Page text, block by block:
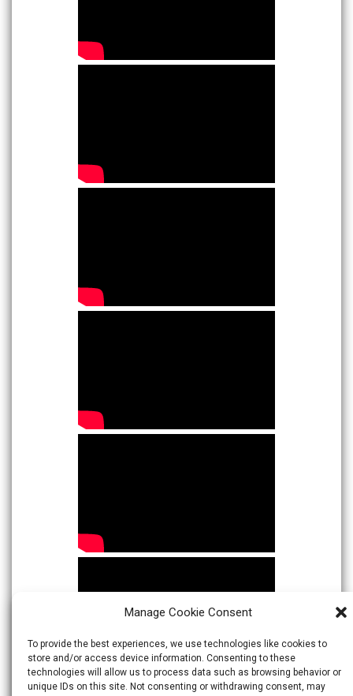
Manage Cookie Consent
To provide the best experiences, we use technologies like cookies to
store and/or access device information. Consenting to these
technologies will allow us to process data such as browsing behavior or
unique IDs on this site. Not consenting or withdrawing consent, may